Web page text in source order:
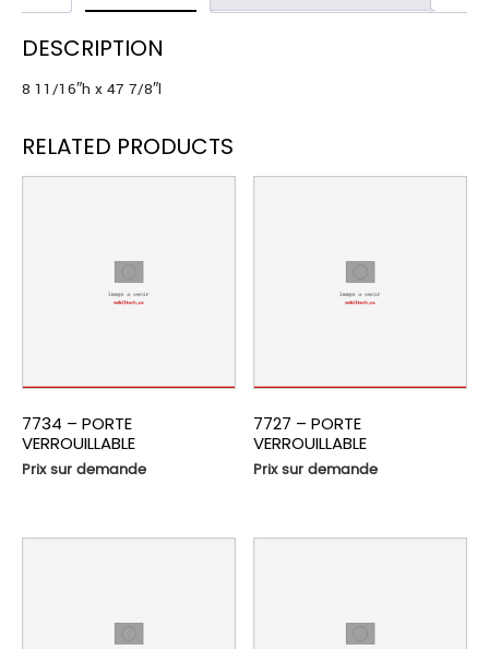
DESCRIPTION
8 11/16″h x 47 7/8″l
RELATED PRODUCTS
7734 – PORTE
VERROUILLABLE
Prix sur demande
7727 – PORTE
VERROUILLABLE
Prix sur demande